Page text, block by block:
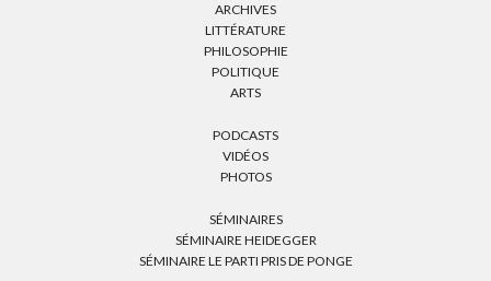
ARCHIVES
LITTÉRATURE
PHILOSOPHIE
POLITIQUE
ARTS
PODCASTS
VIDÉOS
PHOTOS
SÉMINAIRES
SÉMINAIRE HEIDEGGER
SÉMINAIRE LE PARTI PRIS DE PONGE